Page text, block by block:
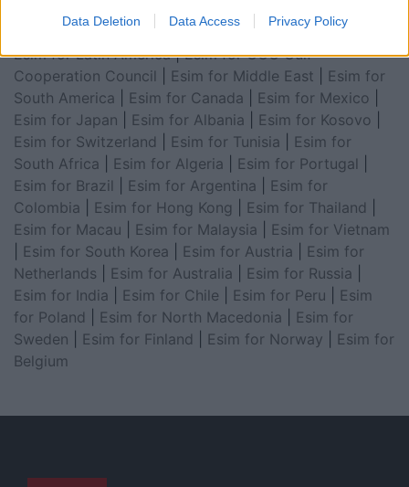
Data Deletion Data Access Privacy Policy
Esim for Balkans Esim for Morocco
Esim for United Kingdom Esim for Africa
Esim for Latin America|Esim for GCC Gulf
Cooperation Council
Esim for Middle East
Esim for
South America
Esim for Canada Esim for Mexico
Esim for Japan
Esim for Albania Esim for Kosovo
Esim for Switzerland
Esim for Tunisia
Esim for
South Africa
Esim for Algeria Esim for Portugal
Esim for Brazil
Esim for Argentina
Esim for
Colombia
Esim for Hong Kong Esim for Thailand
Esim for Macau
Esim for Malaysia
Esim for Vietnam
Esim for South Korea Esim for Austria
Esim for
Netherlands
Esim for Australia Esim for Russia
Esim for India
Esim for Chile Esim for Peru
Esim
for Poland
Esim for North Macedonia
Esim for
Sweden
Esim for Finland Esim for Norway
Esim for
Belgium